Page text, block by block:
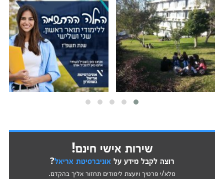
שירות אישי חינם!
רוצה לקבל מידע עלאוניברסיטת אריאל?
מלא/י פרטיך ויועצת לימודים תחזור אליך בהקדם.